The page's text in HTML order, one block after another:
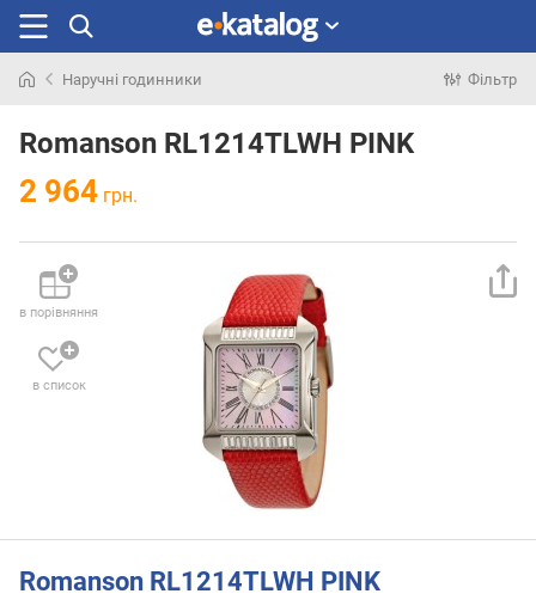
раніше
Наручні годинники Фільтр
Romanson RL1214TLWH PINK
2 964 грн.
в порівняння
в список
Romanson RL1214TLWH PINK